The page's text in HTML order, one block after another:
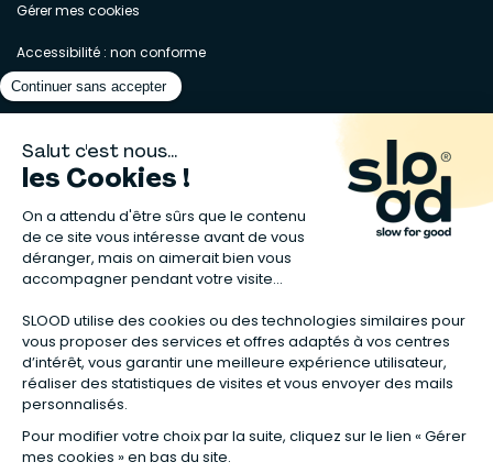
Gérer mes cookies
Accessibilité : non conforme
Matelas naturels⋅Graines bio⋅ Lits bébés en bois⋅Déodorant bio⋅Sapin
en bois⋅Complement alimentaire naturel
Calendrier de l’Avent gourmand⋅Couche bio⋅Anti-nuisible⋅Poeles
Ventilateurs de plafond